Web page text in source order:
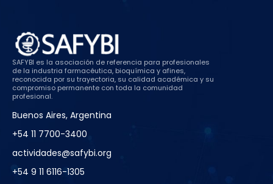
SAFYBI es la asociación de referencia para profesionales
de la industria farmacéutica, bioquímica y afines,
reconocida por su trayectoria, su calidad académica y su
compromiso permanente con toda la comunidad
profesional.
Buenos Aires, Argentina
+54 11 7700-3400
actividades@safybi.org
+54 9 11 6116-1305